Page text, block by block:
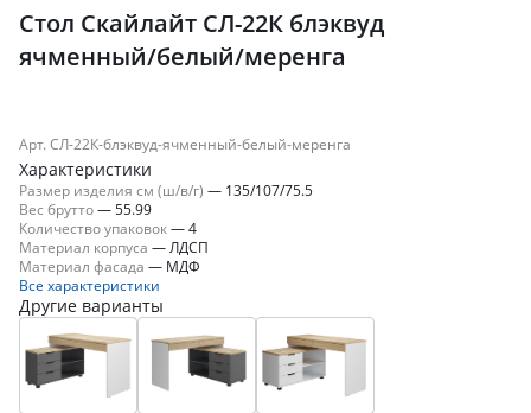
Стол Скайлайт СЛ-22К блэквуд
ячменный/белый/меренга
Арт. СЛ-22К-блэквуд-ячменный-белый-меренга
Характеристики
Размер изделия см (ш/в/г) — 135/107/75.5
Вес брутто— 55.99
Количество упаковок—4
Материал корпуса — ЛДСП
Материал фасада — МДФ
Все характеристики
Другие варианты